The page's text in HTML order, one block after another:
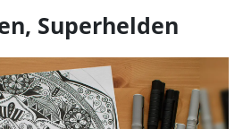
Superhelden